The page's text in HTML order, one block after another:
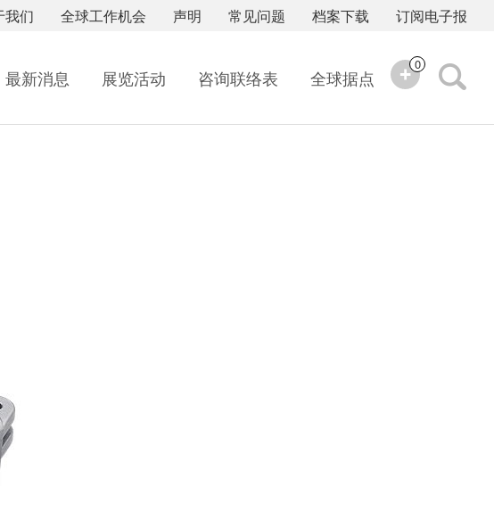
订阅电子报
档案下载
常见问题
声明
全球工作机会
我们
最新消息 展览活动 咨询联络表 全球据点
0